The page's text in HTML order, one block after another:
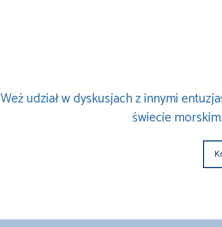
Weź udział w dyskusjach z innymi
świecie